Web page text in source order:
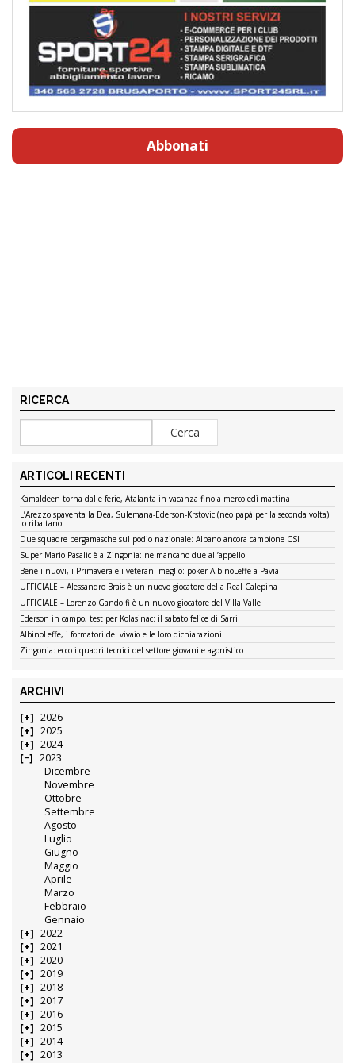
Abbonati
RICERCA
ARTICOLI RECENTI
Kamaldeen torna dalle ferie, Atalanta in vacanza fino a mercoledì mattina
L’Arezzo spaventa la Dea, Sulemana-Ederson-Krstovic (neo papà per la seconda volta)
lo ribaltano
Due squadre bergamasche sul podio nazionale: Albano ancora campione CSI
Super Mario Pasalic è a Zingonia: ne mancano due all’appello
Bene i nuovi, i Primavera e i veterani meglio: poker AlbinoLeffe a Pavia
UFFICIALE – Alessandro Brais è un nuovo giocatore della Real Calepina
UFFICIALE – Lorenzo Gandolfi è un nuovo giocatore del Villa Valle
Ederson in campo, test per Kolasinac: il sabato felice di Sarri
AlbinoLeffe, i formatori del vivaio e le loro dichiarazioni
Zingonia: ecco i quadri tecnici del settore giovanile agonistico
ARCHIVI
2026
2025
2024
2023
Dicembre
Novembre
Ottobre
Settembre
Agosto
Luglio
Giugno
Maggio
Aprile
Marzo
Febbraio
Gennaio
2022
2021
2020
2019
2018
2017
2016
2015
2014
2013